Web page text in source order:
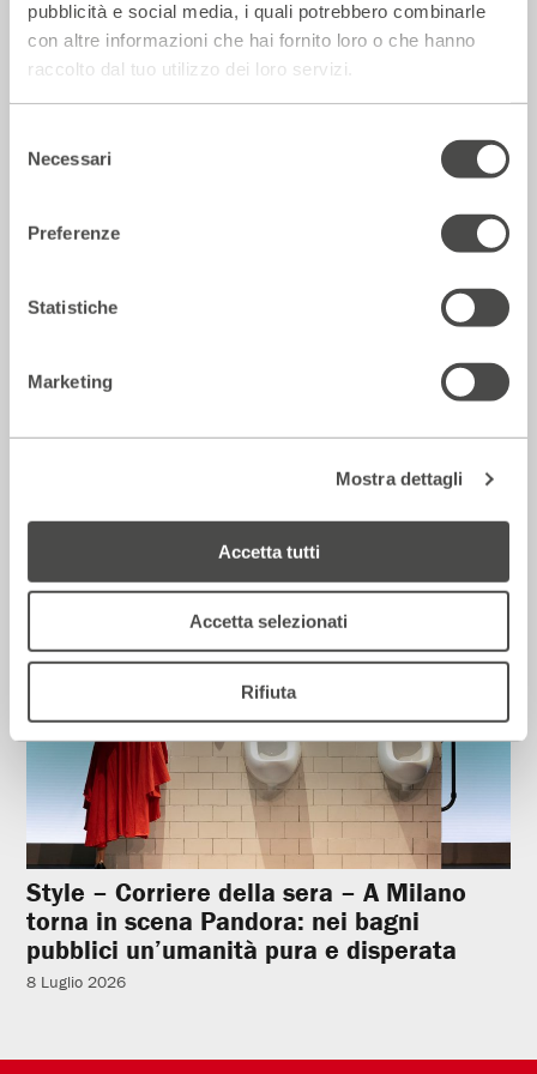
pubblicità e social media, i quali potrebbero combinarle
con altre informazioni che hai fornito loro o che hanno
raccolto dal tuo utilizzo dei loro servizi.
delNecessari
Preferenze
Statistiche
Marketing
Mostra dettagli
Accetta tutti
Accetta selezionati
Rifiuta
14 Luglio 2026
Rassegna Stampa
Rassegna Stampa
Style – Corriere della sera – A Milano
torna in scena Pandora: nei bagni
pubblici un’umanità pura e disperata
8 Luglio 2026